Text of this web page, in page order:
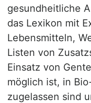
gesundheitliche
das Lexikon mit
Lebensmitteln,
Listen von
Einsatz von
möglich ist, in
zugelassen sind